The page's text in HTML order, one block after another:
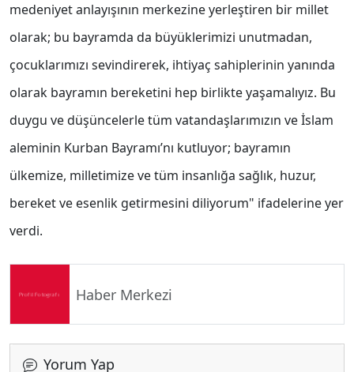
medeniyet anlayışının merkezine yerleştiren bir millet
olarak; bu bayramda da büyüklerimizi unutmadan,
çocuklarımızı sevindirerek, ihtiyaç sahiplerinin yanında
olarak bayramın bereketini hep birlikte yaşamalıyız. Bu
duygu ve düşüncelerle tüm vatandaşlarımızın ve İslam
aleminin Kurban Bayramı’nı kutluyor; bayramın
ülkemize, milletimize ve tüm insanlığa sağlık, huzur,
bereket ve esenlik getirmesini diliyorum" ifadelerine yer
verdi.
Haber Merkezi
Yorum Yap